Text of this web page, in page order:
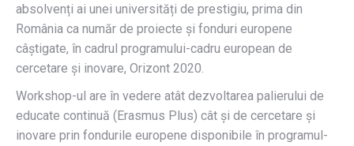
absolvenți ai unei universități de prestigiu, prima din
România ca număr de proiecte și fonduri europene
câștigate, în cadrul programului-cadru european de
cercetare și inovare, Orizont 2020.
Workshop-ul are în vedere atât dezvoltarea palierului de
educate continuă (Erasmus Plus) cât și de cercetare și
inovare prin fondurile europene disponibile în programul-